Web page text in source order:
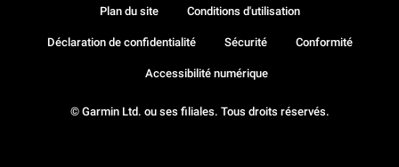
© Garmin Ltd. ou ses filiales. Tous droits réservés.
Plan du site Conditions d'utilisation
Déclaration de confidentialité Sécurité Conformité
Accessibilité numérique